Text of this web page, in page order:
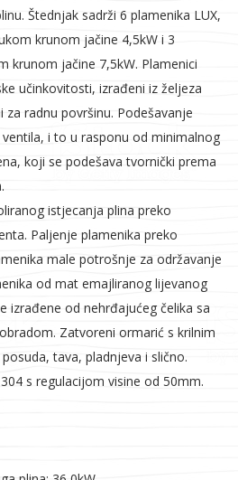
Štednjak sadrži 6 plamenika LUX,
krunom jačine 4,5kW i 3
krunom jačine 7,5kW. Plamenici
učinkovitosti, izrađeni iz željeza
za radnu površinu. Podešavanje
i to u rasponu od minimalnog
koji se podešava tvornički prema
istjecanja plina preko
Paljenje plamenika preko
male potrošnje za održavanje
od mat emajliranog lijevanog
izrađene od nehrđajućeg čelika sa
Zatvoreni ormarić s krilnim
tava, pladnjeva i slično.
s regulacijom visine od 50mm.